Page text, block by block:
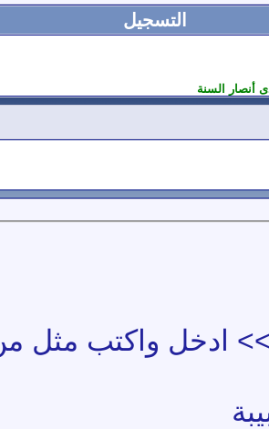
التسجيل
أنصار السنة
ادخل واكتب مثل